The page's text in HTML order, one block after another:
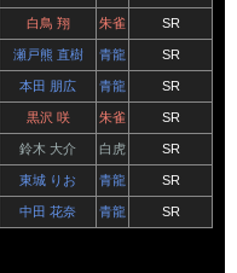
白鳥 翔 朱雀 SR
瀬戸熊 直樹 青龍 SR
本田 朋広 青龍 SR
黒沢 咲 朱雀 SR
鈴木 大介 白虎 SR
東城 りお 青龍 SR
中田 花奈 青龍 SR